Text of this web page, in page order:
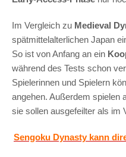
Im Vergleich zu Medieval
spätmittelalterlichen Japan
So ist von Anfang an ein
während des Tests schon
Spielerinnen und Spielern
angehen. Außerdem spielen
sie sollen ausgefeilter als im
Sengoku Dynasty kann